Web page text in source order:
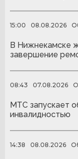
15:00 08.08.2026
В Нижнекамске
завершение
08:43 07.08.2026
МТС запускает
инвалидностью
14:38 08.08.2026